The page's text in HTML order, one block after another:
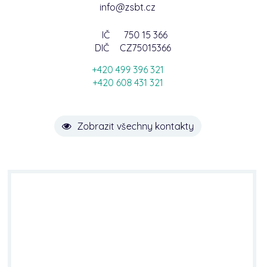
info@zsbt.cz
IČ
750 15 366
DIČ
CZ75015366
+420 499 396 321
+420 608 431 321
Zobrazit všechny kontakty